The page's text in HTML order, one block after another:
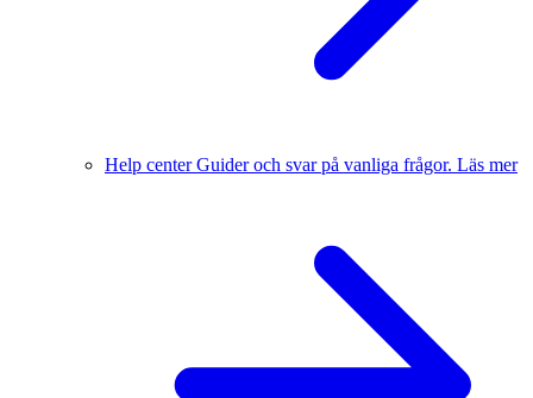
Help centerGuider och svar på vanliga frågor. Läs mer